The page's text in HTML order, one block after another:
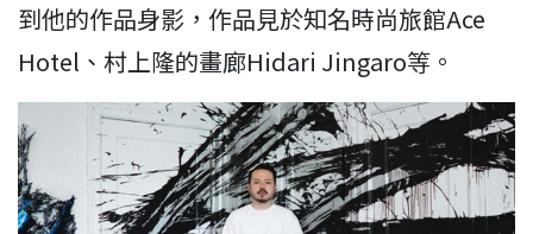
到他的作品身影，作品見於知名時尚旅館Ace
Hotel、村上隆的畫廊Hidari Jingaro等。